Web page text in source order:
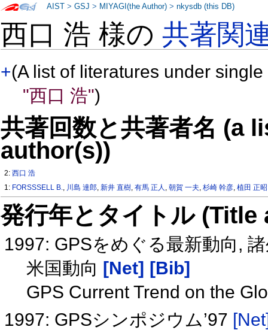
西口 浩 様の共著関
+(A list of literatures under
"西口 浩")
共著回数と共著者名 (a
author(s))
2:西口 浩
1: FORSSSELL B., 川島 達郎,新井 直樹,有馬 正人 ,朝賀 一夫,杉崎 幹彦,植田 正昭
発行年とタイトル
1997: GPSをめぐる最新動向,
米国動向 [Net] [Bib]
GPS Current Trend on the
1997: GPSシンポジウム’97
AIST >GSJ > MIYAGI(the Author) >nkysdb (this DB)